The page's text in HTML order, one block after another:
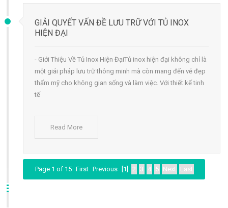
GIẢI QUYẾT VẤN ĐỀ LƯU TRỮ VỚI TỦ INOX
HIỆN ĐẠI
- Giới Thiệu Về Tủ Inox Hiện ĐạiTủ inox hiện đại không chỉ là
một giải pháp lưu trữ thông minh mà còn mang đến vẻ đẹp
thẩm mỹ cho không gian sống và làm việc. Với thiết kế tinh
tế
Read More
Page 1 of 15 First Previous [1] 2 3 4 5 Next Last